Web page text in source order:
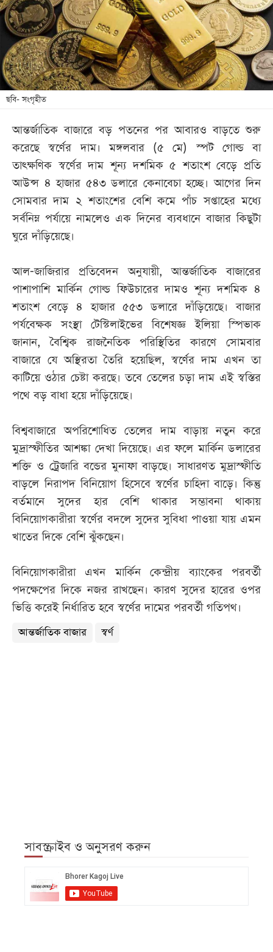
খেলা
বিনোদন
লাইফ
স্টাইল
শিক্ষা
বিভাগ
ভিডিও
আর্কাইভ
আজকের
পত্রিকা
ই-
পেপার
ছবি- সংগৃহীত
আন্তর্জাতিক বাজারে বড় পতনের পর আবারও বাড়তে শুরু
করেছে স্বর্ণের দাম। মঙ্গলবার (৫ মে) স্পট গোল্ড বা
তাৎক্ষণিক স্বর্ণের দাম শূন্য দশমিক ৫ শতাংশ বেড়ে প্রতি
আউন্স ৪ হাজার ৫৪৩ ডলারে কেনাবেচা হচ্ছে। আগের দিন
সোমবার দাম ২ শতাংশের বেশি কমে পাঁচ সপ্তাহের মধ্যে
সর্বনিম্ন পর্যায়ে নামলেও এক দিনের ব্যবধানে বাজার কিছুটা
ঘুরে দাঁড়িয়েছে।
আল-জাজিরার প্রতিবেদন অনুযায়ী, আন্তর্জাতিক বাজারের
পাশাপাশি মার্কিন গোল্ড ফিউচারের দামও শূন্য দশমিক ৪
শতাংশ বেড়ে ৪ হাজার ৫৫৩ ডলারে দাঁড়িয়েছে। বাজার
পর্যবেক্ষক সংস্থা টেস্টিলাইভের বিশেষজ্ঞ ইলিয়া স্পিভাক
জানান, বৈশ্বিক রাজনৈতিক পরিস্থিতির কারণে সোমবার
বাজারে যে অস্থিরতা তৈরি হয়েছিল, স্বর্ণের দাম এখন তা
কাটিয়ে ওঠার চেষ্টা করছে। তবে তেলের চড়া দাম এই স্বস্তির
পথে বড় বাধা হয়ে দাঁড়িয়েছে।
বিশ্ববাজারে অপরিশোধিত তেলের দাম বাড়ায় নতুন করে
মুদ্রাস্ফীতির আশঙ্কা দেখা দিয়েছে। এর ফলে মার্কিন ডলারের
শক্তি ও ট্রেজারি বন্ডের মুনাফা বাড়ছে। সাধারণত মুদ্রাস্ফীতি
বাড়লে নিরাপদ বিনিয়োগ হিসেবে স্বর্ণের চাহিদা বাড়ে। কিন্তু
বর্তমানে সুদের হার বেশি থাকার সম্ভাবনা থাকায়
বিনিয়োগকারীরা স্বর্ণের বদলে সুদের সুবিধা পাওয়া যায় এমন
খাতের দিকে বেশি ঝুঁকছেন।
বিনিয়োগকারীরা এখন মার্কিন কেন্দ্রীয় ব্যাংকের পরবর্তী
পদক্ষেপের দিকে নজর রাখছেন। কারণ সুদের হারের ওপর
ভিত্তি করেই নির্ধারিত হবে স্বর্ণের দামের পরবর্তী গতিপথ।
আন্তর্জাতিক বাজার স্বর্ণ
সাবস্ক্রাইব ও অনুসরণ করুন